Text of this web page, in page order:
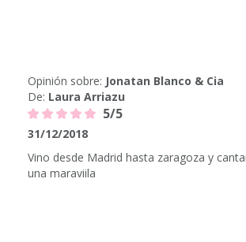
Opinión sobre: Jonatan Blanco & Cia
De: Laura Arriazu
5/5
31/12/2018
Vino desde Madrid hasta zaragoza y
una maraviila